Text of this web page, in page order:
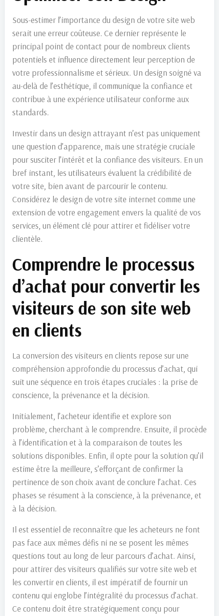
Sous-estimer l’importance du design de votre site web
serait une erreur coûteuse. Ce dernier représente le
principal point de contact pour de nombreux clients
potentiels et influence directement leur perception de
votre professionnalisme et sérieux. Un design soigné va
au-delà de l’esthétique, il communique la confiance et
contribue à une expérience utilisateur conforme aux
standards.
Investir dans un design attrayant n’est pas uniquement
une question d’apparence, mais une stratégie cruciale
pour susciter l’intérêt et la confiance des visiteurs. En un
bref instant, les utilisateurs évaluent la crédibilité de
votre site, bien avant de parcourir le contenu.
Considérez le design de votre site internet comme une
extension de votre engagement envers la qualité de vos
services, un élément clé pour attirer et fidéliser votre
clientèle.
Comprendre le processus
d’achat pour convertir les
visiteurs de son site web
en clients
La conversion des visiteurs en clients repose sur une
compréhension approfondie du processus d’achat, qui
suit une séquence en trois étapes cruciales : la prise de
conscience, la prévenance et la décision.
Initialement, l’acheteur identifie et explore son
problème, cherchant à le comprendre. Ensuite, il procède
à l’identification et à la comparaison de toutes les
solutions disponibles. Enfin, il opte pour la solution qu’il
estime être la meilleure, s’efforçant de confirmer la
pertinence de son choix avant de conclure l’achat. Ces
phases se résument à la conscience, à la prévenance, et
à la décision.
Il est essentiel de reconnaître que les acheteurs ne font
pas face aux mêmes défis ni ne se posent les mêmes
questions tout au long de leur parcours d’achat. Ainsi,
pour attirer des visiteurs qualifiés sur votre site web et
les convertir en clients, il est impératif de fournir un
contenu qui englobe l’intégralité du processus d’achat.
Ce contenu doit être stratégiquement conçu pour